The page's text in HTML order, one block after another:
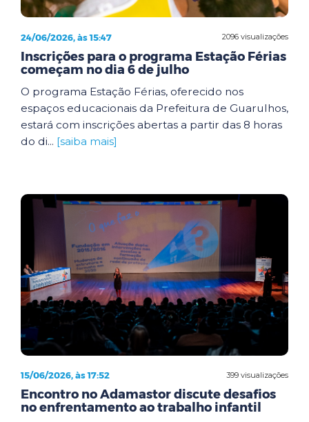
2096 visualizações
24/06/2026, às 15:47
Inscrições para o programa Estação Férias
começam no dia 6 de julho
O programa Estação Férias, oferecido nos
espaços educacionais da Prefeitura de Guarulhos,
estará com inscrições abertas a partir das 8 horas
do di... [saiba mais]
399 visualizações
15/06/2026, às 17:52
Encontro no Adamastor discute desafios
no enfrentamento ao trabalho infantil